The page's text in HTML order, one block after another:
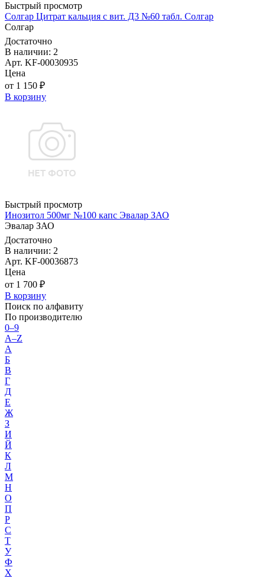
Быстрый просмотр
Солгар Цитрат кальция с вит. Д3 №60 табл. Солгар
Солгар
Достаточно
В наличии: 2
Арт. KF-00030935
Цена
от 1 150 ₽
В корзину
Быстрый просмотр
Инозитол 500мг №100 капс Эвалар ЗАО
Эвалар ЗАО
Достаточно
В наличии: 2
Арт. KF-00036873
Цена
от 1 700 ₽
В корзину
Поиск по алфавиту
По производителю
0–9
A–Z
А
Б
В
Г
Д
Е
Ж
З
И
Й
К
Л
М
Н
О
П
Р
С
Т
У
Ф
Х